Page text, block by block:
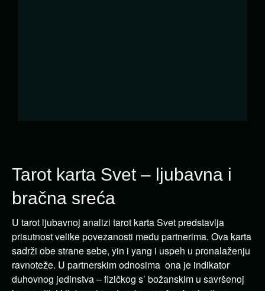
Tarot karta Svet – ljubavna i
bračna sreća
U tarot ljubavnoj analizi tarot karta Svet predstavlja
prisutnost velike povezanosti među partnerima. Ova karta
sadrži obe strane sebe, yin i yang i uspeh u pronalaženju
ravnoteže. U partnerskim odnosima ona je indikator
duhovnog jedinstva – fizičkog s’ božanskim u savršenoj